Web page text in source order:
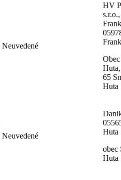
Neuvedené
HV
65
Huta
Neuvedené
Huta
obec
Huta